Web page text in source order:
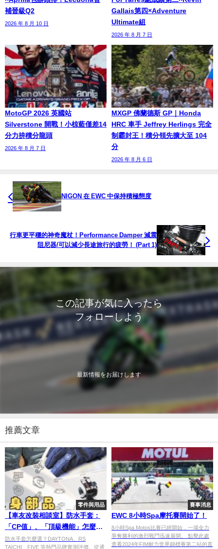
補晉級Q2
2026 年 8 月 10 日
Gallais第四×Adventure
Ultimate組
2026 年 8 月 7 日
MotoGP 2026 英國站
Silverstone 開戰！小椋藍僅差14
分力拚積分龍頭
2026 年 8 月 7 日
MXGP 佛蘭德斯 GP｜Honda
HRC 車手 Jeffrey Herlings 完全
制霸封王！積分領先擴大至 104
分
2026 年 8 月 6 日
NIGON 在 EWC 中保持積極態度
行車更平穩的神奇魔杖！Performance Damper 減震
阻尼器/可以減少長途旅行的疲勞！ (Part 1)
この記事が気に入ったら
フォローしよう
最新情報をお届けします
推薦文章
零件與用品
【車友改裝相談室】防水手套：
「CP值」、「頂級機能」怎麼
選？告別「濕手」與「悶熱」的
防水手套怎麼選？DAYTONA、RS
TAICHI、FIVE 等熱門品牌實測評價。從通
賽事消息
EWC 8小時Spa摩托賽開始了！
8小時Spa Motos比賽已經開始，一場全力
爭奪勝利的激烈戰鬥迅速展開。 點擊此處
查看2024年FIM耐力世界錦標賽第二站的直